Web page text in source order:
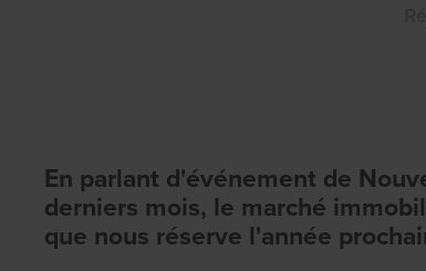
En parlant d'événement de
derniers mois, le marché
que nous réserve l'année